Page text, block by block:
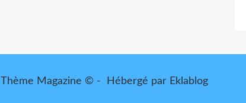
Thème Magazine © - Hébergé par Eklablog